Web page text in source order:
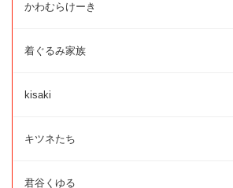
かわむらけーき
着ぐるみ家族
kisaki
キツネたち
君谷くゆる